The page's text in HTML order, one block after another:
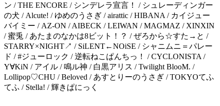
ン / THE ENCORE / シンデレラ宣言！ / シュレーディンガー
の犬 / Alcute! / ゆめのうさぎ / airattic / HIBANA / カイジュー
バイミー / AZ-ON / AIBECK / LEIWAN / MAGMAZ / XINXIN
/蜜兎 / あたまのなかは8ビット！？ /ぜろから☆すた→と /
STARRY×NIGHT↗︎ / SiLENT←NOiSE / シャニムニ＝パレー
ド / #ジューロック /逆転ねこぱんちっ！
/ CYCLONISTA /
Y∀KiN / アイル /鳴ル神 / 白黒アリス / Twilight BlooM. /
Lollipop♡CHU / Beloved / あすとりーのうさぎ / TOKYOてふ
てふ / Stella! / 輝きぱにっく